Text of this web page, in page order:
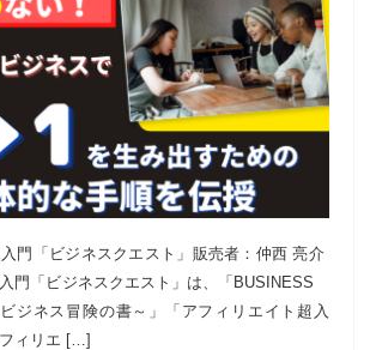
門「ビジネスクエスト」販売者：仲西 亮介
門「ビジネスクエスト」は、「BUSINESS
ジネス冒険の書～」「アフィリエイト超入
ィリエ […]